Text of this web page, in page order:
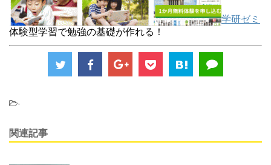
学研ゼミ
体験型学習で勉強の基礎が作れる！
-
関連記事